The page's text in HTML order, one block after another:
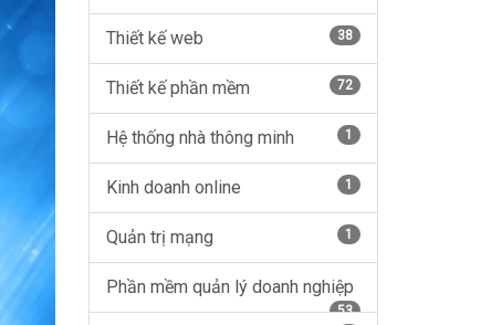
Thiết kế web 38
Thiết kế phần mềm 72
Hệ thống nhà thông minh 1
Kinh doanh online 1
Quản trị mạng 1
Phần mềm quản lý doanh nghiệp
53